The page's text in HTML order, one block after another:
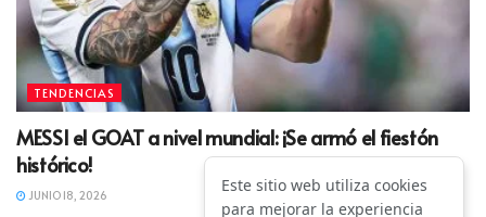
TENDENCIAS
MESSI el GOAT a nivel mundial: ¡Se armó el fiestón
histórico!
JUNIO 18, 2026
Este sitio web utiliza cookies
para mejorar la experiencia